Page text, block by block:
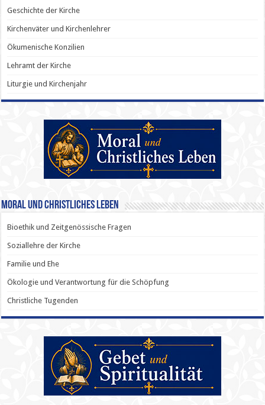
Geschichte der Kirche
Kirchenväter und Kirchenlehrer
Ökumenische Konzilien
Lehramt der Kirche
Liturgie und Kirchenjahr
Moral und Christliches Leben
Bioethik und Zeitgenössische Fragen
Soziallehre der Kirche
Familie und Ehe
Ökologie und Verantwortung für die Schöpfung
Christliche Tugenden